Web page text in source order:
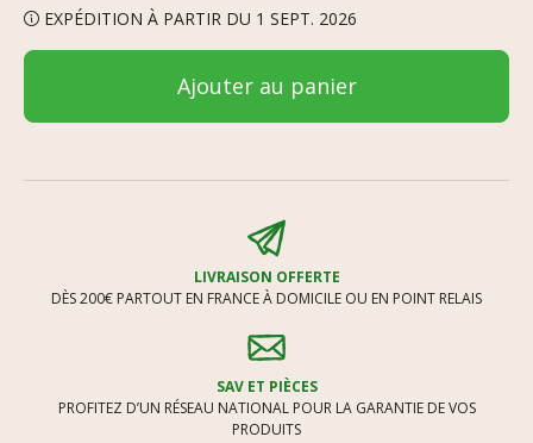
EXPÉDITION À PARTIR DU 1 SEPT. 2026
Ajouter au panier
LIVRAISON OFFERTE
DÈS 200€ PARTOUT EN FRANCE À DOMICILE OU EN POINT RELAIS
SAV ET PIÈCES
PROFITEZ D’UN RÉSEAU NATIONAL POUR LA GARANTIE DE VOS
PRODUITS